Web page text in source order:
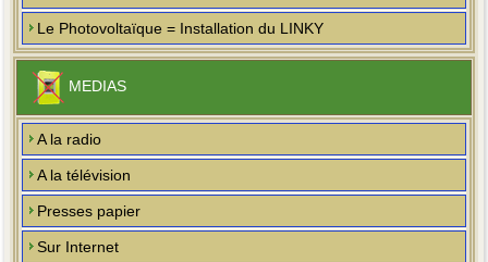
Le Photovoltaïque = Installation du LINKY
MEDIAS
A la radio
A la télévision
Presses papier
Sur Internet